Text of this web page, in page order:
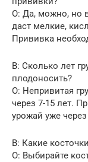
О: Да, можно, но
даст мелкие,
Прививка
В: Сколько лет
плодоносить?
О: Непривитая
через 7-15 лет.
урожай уже
В: Какие
О: Выбирайте